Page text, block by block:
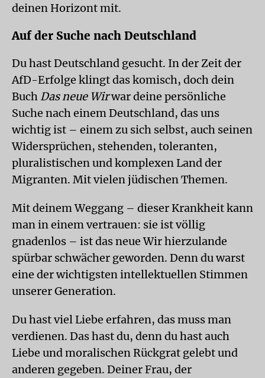
deinen Horizont mit.
Auf der Suche nach Deutschland
Du hast Deutschland gesucht. In der Zeit der
AfD-Erfolge klingt das komisch, doch dein
Buch Das neue Wirwar deine persönliche
Suche nach einem Deutschland, das uns
wichtig ist – einem zu sich selbst, auch seinen
Widersprüchen, stehenden, toleranten,
pluralistischen und komplexen Land der
Migranten. Mit vielen jüdischen Themen.
Mit deinem Weggang – dieser Krankheit kann
man in einem vertrauen: sie ist völlig
gnadenlos – ist das neue Wir hierzulande
spürbar schwächer geworden. Denn du warst
eine der wichtigsten intellektuellen Stimmen
unserer Generation.
Du hast viel Liebe erfahren, das muss man
verdienen. Das hast du, denn du hast auch
Liebe und moralischen Rückgrat gelebt und
anderen gegeben. Deiner Frau, der